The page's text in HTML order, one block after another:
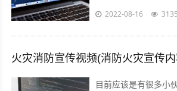
一些与预防火灾宣传
2022-08-16
火灾消防宣传视频(消防火灾宣传
目前应该是有很多小